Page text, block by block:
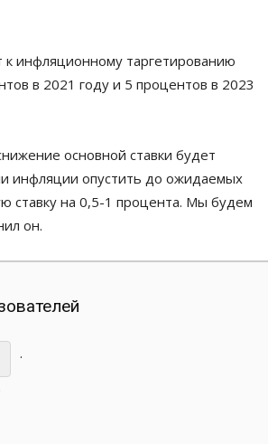
инфляционному таргетированию
в 2021 году и 5 процентов в 2023
основной ставки будет
инфляции опустить до ожидаемых
ставку на 0,5-1 процента. Мы будем
он.
.